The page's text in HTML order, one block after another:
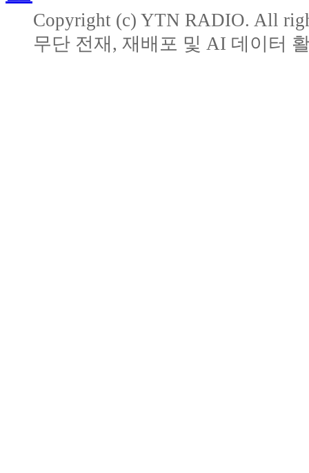
Copyright (c) YTN RADIO. All
무단 전재, 재배포 및 AI 데이터